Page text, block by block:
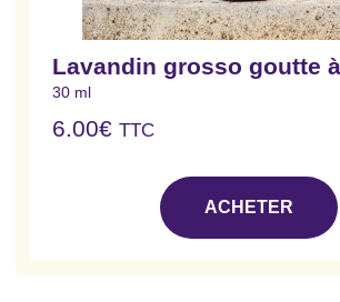
Lavandin grosso goutte
30 ml
6.00€ TTC
ACHETER